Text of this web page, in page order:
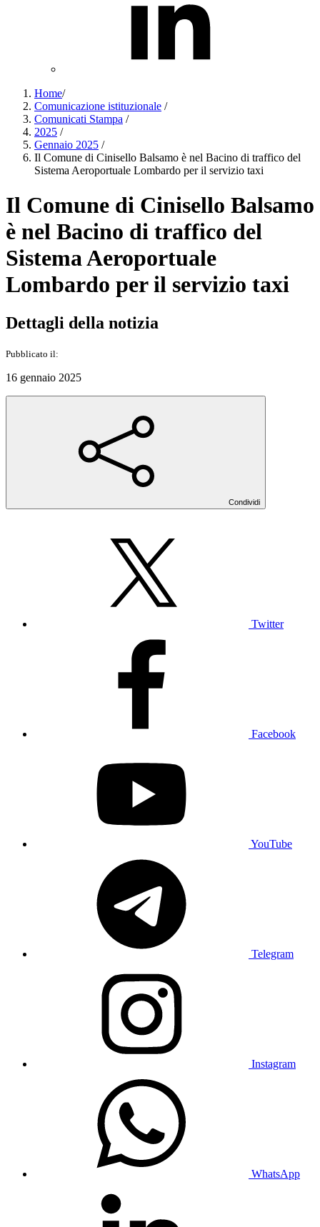
Home/
Comunicazione istituzionale /
Comunicati Stampa /
2025 /
Gennaio 2025 /
Il Comune di Cinisello Balsamo è nel Bacino di traffico del
Sistema Aeroportuale Lombardo per il servizio taxi
Il Comune di Cinisello Balsamo
è nel Bacino di traffico del
Sistema Aeroportuale
Lombardo per il servizio taxi
Dettagli della notizia
Pubblicato il:
16 gennaio 2025
Condividi
Twitter
Facebook
YouTube
Telegram
Instagram
WhatsApp